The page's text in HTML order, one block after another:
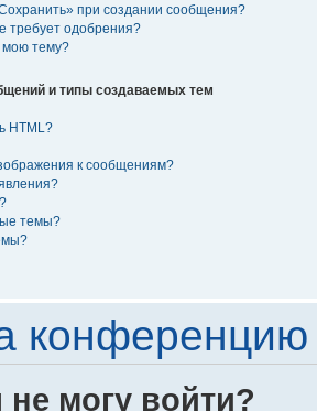
при создании сообщения?
требует одобрения?
мою тему?
и типы создаваемых тем
HTML?
к сообщениям?
темы?
конференцию
могу войти?